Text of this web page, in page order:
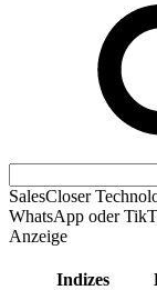
SalesCloser
WhatsApp oder
Anzeige
Indizes